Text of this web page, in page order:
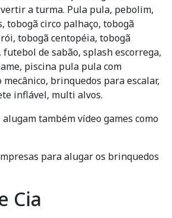
a turma. Pula pula, pebolim,
tobogã circo palhaço, tobogã
tobogã centopéia, tobogã
de sabão, splash escorrega,
piscina pula pula com
brinquedos para escalar,
inflável, multi alvos.
também vídeo games como
para alugar os brinquedos
Cia